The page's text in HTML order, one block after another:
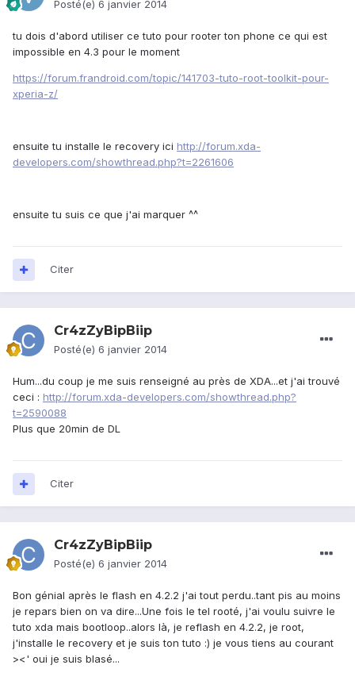
Posté(e) 6 janvier 2014
tu dois d'abord utiliser ce tuto pour rooter ton phone ce qui est
impossible en 4.3 pour le moment
https://forum.frandroid.com/topic/141703-tuto-root-toolkit-pour-
xperia-z/
ensuite tu installe le recovery ici http://forum.xda-
developers.com/showthread.php?t=2261606
ensuite tu suis ce que j'ai marquer ^^
Citer
Cr4zZyBipBiip
Posté(e) 6 janvier 2014
Hum...du coup je me suis renseigné au près de XDA...et j'ai trouvé
ceci : http://forum.xda-developers.com/showthread.php?
t=2590088
Plus que 20min de DL
Citer
Cr4zZyBipBiip
Posté(e) 6 janvier 2014
Bon génial après le flash en 4.2.2 j'ai tout perdu..tant pis au moins
je repars bien on va dire...Une fois le tel rooté, j'ai voulu suivre le
tuto xda mais bootloop..alors là, je reflash en 4.2.2, je root,
j'installe le recovery et je suis ton tuto :) je vous tiens au courant
><' oui je suis blasé...